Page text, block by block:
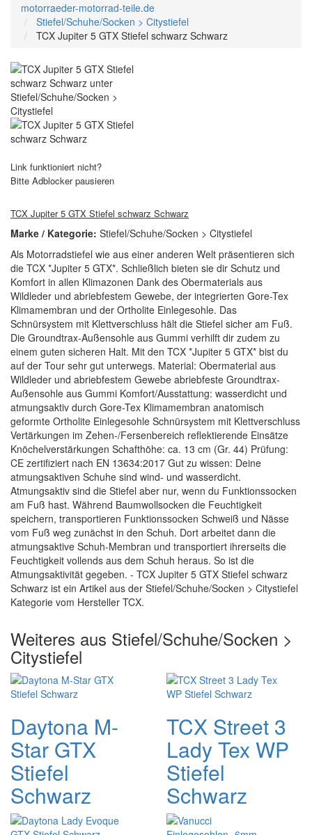
motorraeder-motorrad-teile.de
Stiefel/Schuhe/Socken > Citystiefel
TCX Jupiter 5 GTX Stiefel schwarz Schwarz
Link funktioniert nicht?
Bitte Adblocker pausieren
TCX Jupiter 5 GTX Stiefel schwarz Schwarz
Marke / Kategorie: Stiefel/Schuhe/Socken > Citystiefel
Als Motorradstiefel wie aus einer anderen Welt präsentieren sich
die TCX *Jupiter 5 GTX*. Schließlich bieten sie dir Schutz und
Komfort in allen Klimazonen Dank des Obermaterials aus
Wildleder und abriebfestem Gewebe, der integrierten Gore-Tex
Klimamembran und der Ortholite Einlegesohle. Das
Schnürsystem mit Klettverschluss hält die Stiefel sicher am Fuß.
Die Groundtrax-Außensohle aus Gummi verhilft dir zudem zu
einem guten sicheren Halt. Mit den TCX *Jupiter 5 GTX* bist du
auf der Tour sehr gut unterwegs. Material: Obermaterial aus
Wildleder und abriebfestem Gewebe abriebfeste Groundtrax-
Außensohle aus Gummi Komfort/Ausstattung: wasserdicht und
atmungsaktiv durch Gore-Tex Klimamembran anatomisch
geformte Ortholite Einlegesohle Schnürsystem mit Klettverschluss
Vertärkungen im Zehen-/Fersenbereich reflektierende Einsätze
Knöchelverstärkungen Schafthöhe: ca. 13 cm (Gr. 44) Prüfung:
CE zertifiziert nach EN 13634:2017 Gut zu wissen: Deine
atmungsaktiven Schuhe sind wind- und wasserdicht.
Atmungsaktiv sind die Stiefel aber nur, wenn du Funktionssocken
am Fuß hast. Während Baumwollsocken die Feuchtigkeit
speichern, transportieren Funktionssocken Schweiß und Nässe
vom Fuß weg zunächst in den Schuh. Dort arbeitet dann die
atmungsaktive Schuh-Membran und transportiert ihrerseits die
Feuchtigkeit vollends aus dem Schuh heraus. So ist die
Atmungsaktivität gegeben. - TCX Jupiter 5 GTX Stiefel schwarz
Schwarz ist ein Artikel aus der Stiefel/Schuhe/Socken > Citystiefel
Kategorie vom Hersteller TCX.
Weiteres aus Stiefel/Schuhe/Socken >
Citystiefel
Daytona M-
Star GTX
Stiefel
Schwarz
TCX Street 3
Lady Tex WP
Stiefel
Schwarz